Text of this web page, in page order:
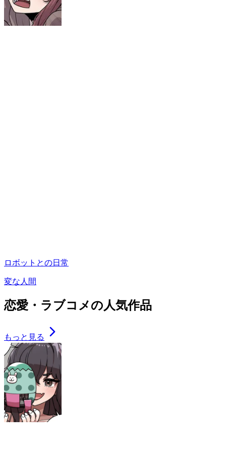
ロボットとの日常
変な人間
恋愛・ラブコメの人気作品
もっと見る